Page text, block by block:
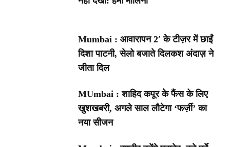
Mumbai : आवारापन 2′ के टीज़र में छाईं
दिशा पाटनी, सेलो बजाते दिलकश अंदाज़ ने
जीता दिल
MUmbai : शाहिद कपूर के फैंस के लिए
खुशखबरी, अगले साल लौटेगा ‘फर्ज़ी’ का
नया सीजन